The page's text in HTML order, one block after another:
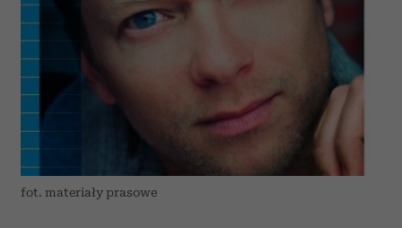
fot. materiały prasowe